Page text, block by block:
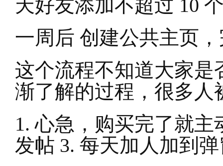
天好友添加不超过 10
一周后 创建公共主页
这个流程不知道大家
渐了解的过程，很多人
1.心急，购买完了就主
发帖 3. 每天加人加到